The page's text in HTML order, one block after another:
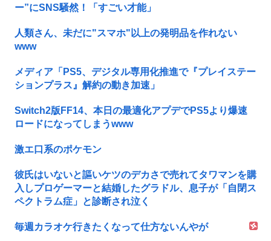
ー”にSNS騒然！「すごい才能」
人類さん、未だに"スマホ"以上の発明品を作れない
www
メディア「PS5、デジタル専用化推進で『プレイステー
ションプラス』解約の動き加速」
Switch2版FF14、本日の最適化アプデでPS5より爆速
ロードになってしまうwww
激エ口系のポケモン
彼氏はいないと謳いケツのデカさで売れてタワマンを購
入しプロゲーマーと結婚したグラドル、息子が「自閉ス
ペクトラム症」と診断され泣く
毎週カラオケ行きたくなって仕方ないんやが